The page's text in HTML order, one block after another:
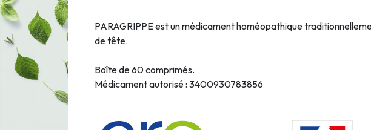
PARAGRIPPE est un médicament homéopathique
de tête.
Boîte de 60 comprimés.
Médicament autorisé : 3400930783856